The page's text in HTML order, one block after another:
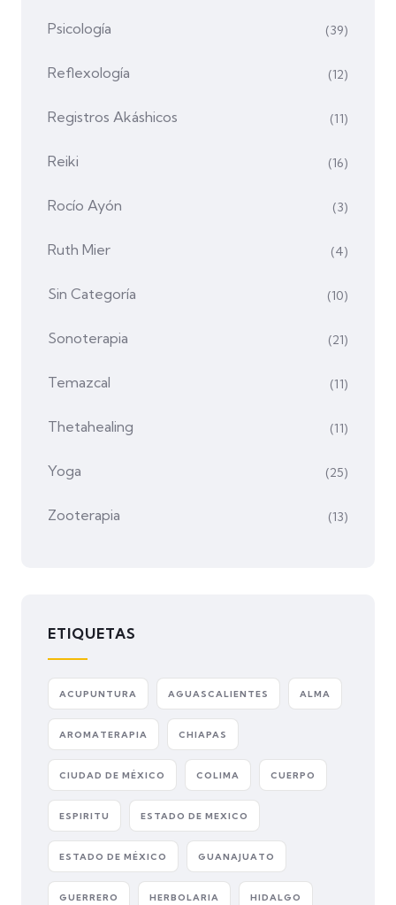
Psicología (39)
Reflexología (12)
Registros Akáshicos (11)
Reiki (16)
Rocío Ayón (3)
Ruth Mier (4)
Sin Categoría (10)
Sonoterapia (21)
Temazcal (11)
Thetahealing (11)
Yoga (25)
Zooterapia (13)
ETIQUETAS
ACUPUNTURA AGUASCALIENTES ALMA
AROMATERAPIA CHIAPAS
CIUDAD DE MÉXICO COLIMA CUERPO
ESPIRITU ESTADO DE MEXICO
ESTADO DE MÉXICO GUANAJUATO
GUERRERO HERBOLARIA HIDALGO